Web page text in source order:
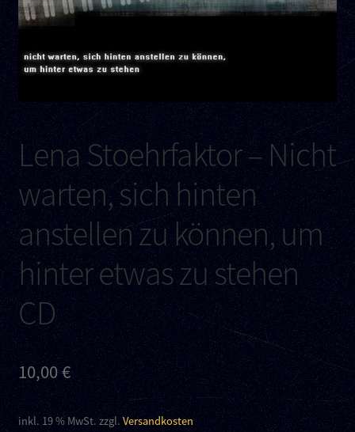
Kontakt
Links
Lena Stoehrfaktor – Nicht
warten, sich hinten
anstellen zu können, um
hinter etwas zu stehen
CD
10,00€
inkl. 19 % MwSt. zzgl. Versandkosten